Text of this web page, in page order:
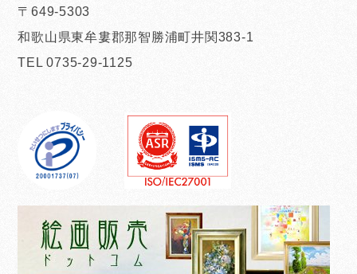
〒649-5303
和歌山県東牟婁郡那智勝浦町井関383-1
TEL 0735-29-1125